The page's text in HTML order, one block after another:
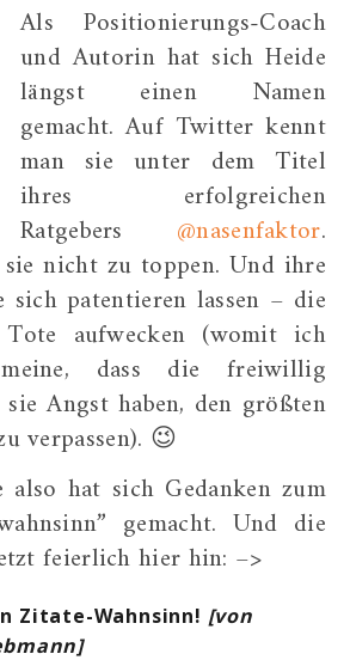
Als Positionierungs-Coach
und Autorin hat sich Heide
längst einen Namen
gemacht. Auf Twitter kennt
man sie unter dem Titel
ihres erfolgreichen
Ratgebers @nasenfaktor.
nicht zu toppen. Und ihre
sich patentieren lassen – die
aufwecken (womit ich
dass die freiwillig
Angst haben, den größten
verpassen). 😉
hat sich Gedanken zum
gemacht. Und die
feierlich hier hin: –>
Zitate-Wahnsinn! [von